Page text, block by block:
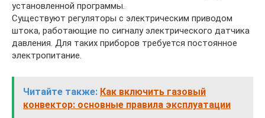
установленной программы.
Существуют регуляторы с электрическим приводом
штока, работающие по сигналу электрического датчика
давления. Для таких приборов требуется постоянное
электропитание.
Читайте также: Как включить газовый
конвектор: основные правила эксплуатации